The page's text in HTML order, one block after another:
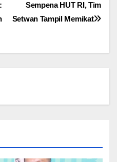
Sempena HUT RI, Tim
Setwan Tampil Memikat